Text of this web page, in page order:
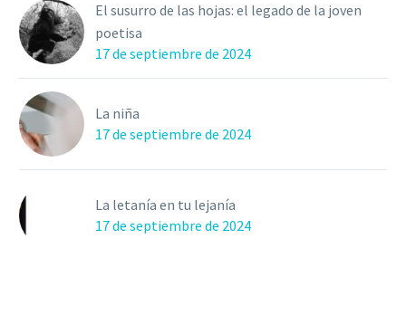
El susurro de las hojas: el legado de la joven
poetisa
17 de septiembre de 2024
La niña
17 de septiembre de 2024
La letanía en tu lejanía
17 de septiembre de 2024